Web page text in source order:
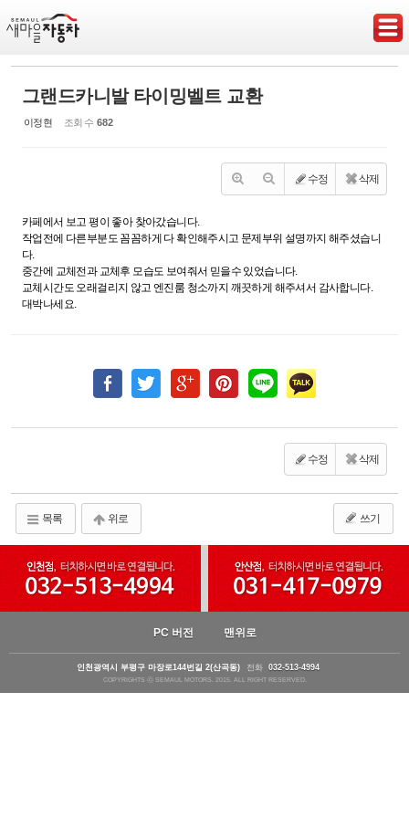
그랜드카니발 타이밍벨트 교환
이정현 조회 수 682
수정 삭제
카페에서 보고 평이 좋아 찾아갔습니다.
작업전에 다른부분도 꼼꼼하게 다 확인해주시고 문제부위 설명까지 해주셨습니
다.
중간에 교체전과 교체후 모습도 보여줘서 믿을수 있었습니다.
교체시간도 오래걸리지 않고 엔진룸 청소까지 깨끗하게 해주셔서 감사합니다.
대박나세요.
수정 삭제
목록 위로 쓰기
PC 버전 맨위로
인천광역시 부평구 마장로144번길 2(산곡동) 전화 032-513-4994
COPYRIGHTS ⓒ SEMAUL MOTORS. 2015. ALL RIGHT RESERVED.
Sketchbook5, 스케치북5
Sketchbook5, 스케치북5